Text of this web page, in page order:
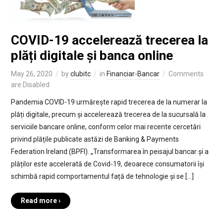
COVID-19 accelerează trecerea la
plăți digitale și banca online
May 26, 2020 byclubitc in Financiar-Bancar
Comments
are Disabled
Pandemia COVID-19 urmărește rapid trecerea de la numerar la
plăți digitale, precum și accelerează trecerea de la sucursală la
serviciile bancare online, conform celor mai recente cercetări
privind plățile publicate astăzi de Banking & Payments
Federation Ireland (BPFI). „Transformarea în peisajul bancar și a
plăților este accelerată de Covid-19, deoarece consumatorii își
schimbă rapid comportamentul față de tehnologie și se […]
Read more ›